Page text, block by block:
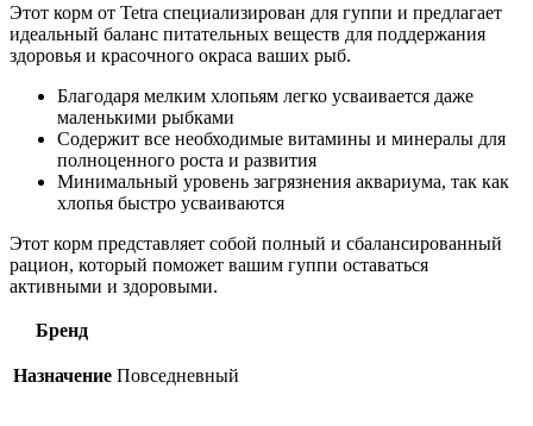
Этот корм от Tetra специализирован для гуппи и предлагает
идеальный баланс питательных веществ для поддержания
здоровья и красочного окраса ваших рыб.
Благодаря мелким хлопьям легко усваивается даже
маленькими рыбками
Содержит все необходимые витамины и минералы для
полноценного роста и развития
Минимальный уровень загрязнения аквариума, так как
хлопья быстро усваиваются
Этот корм представляет собой полный и сбалансированный
рацион, который поможет вашим гуппи оставаться
активными и здоровыми.
Бренд
Назначение Повседневный